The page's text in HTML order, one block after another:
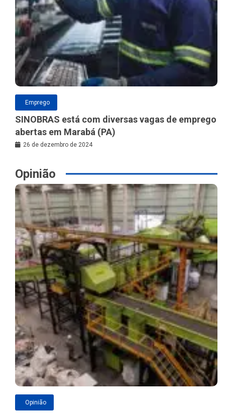
Emprego
SINOBRAS está com diversas vagas de emprego
abertas em Marabá (PA)
26 de dezembro de 2024
Opinião
Opinião